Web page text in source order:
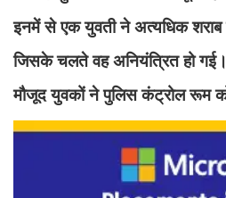
इनमें से एक युवती ने अत्यधिक शराब
जिसके चलते वह अनियंत्रित हो
मौजूद युवकों ने पुलिस कंट्रोल रूम